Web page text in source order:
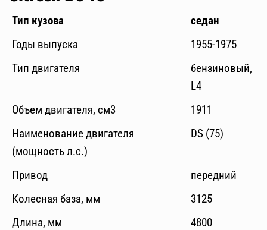
Тип кузова
седан
Годы выпуска
1955-1975
Тип двигателя
бензиновый,
L4
Объем двигателя, см3
1911
Наименование двигателя
(мощность л.с.)
DS (75)
Привод
передний
Колесная база, мм
3125
Длина, мм
4800